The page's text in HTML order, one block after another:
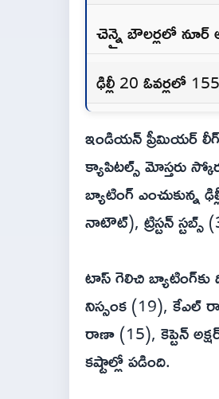
చెన్నై బౌలర్లలో నూర్
ఢిల్లీ 20 ఓవర్లలో
ఇండియన్ ప్రీమియర్ లీగ్
క్యాపిటల్స్ మోస్తరు
బ్యాటింగ్ ఎంచుకున్న
నాటౌట్), ట్రిస్టన్ స్టబ్స్
టాస్ గెలిచి బ్యాటింగ్‌కు
నిస్సంక (19), కేఎల్
రాణా (15), కెప్టెన్
కష్టాల్లో పడింది.